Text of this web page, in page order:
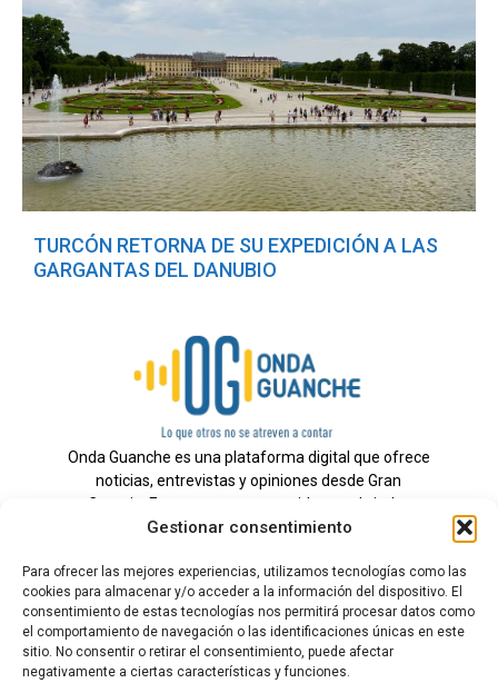
Gestionar consentimiento
Para ofrecer las mejores experiencias, utilizamos tecnologías como las
cookies para almacenar y/o acceder a la información del dispositivo. El
consentimiento de estas tecnologías nos permitirá procesar datos como
el comportamiento de navegación o las identificaciones únicas en este
sitio. No consentir o retirar el consentimiento, puede afectar
negativamente a ciertas características y funciones.
TURCÓN RETORNA DE SU EXPEDICIÓN A LAS
GARGANTAS DEL DANUBIO
Onda Guanche es una plataforma digital que ofrece
noticias, entrevistas y opiniones desde Gran
Canaria. Estamos comprometidos con brindar
información veraz y un periodismo independiente a
Todos los derechos reservados.
Radio